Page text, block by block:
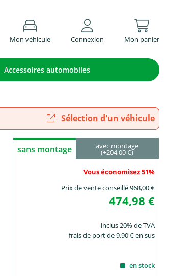
Mon véhicule Connexion Mon panier
Accessoires automobiles
Sélection d'un véhicule
sans montage avec montage
(+204,00 €)
Vous économisez 51%
Prix de vente conseillé968,00 €
474,98 €
inclus 20% de TVA
frais de port de 9,90 € en sus
en stock